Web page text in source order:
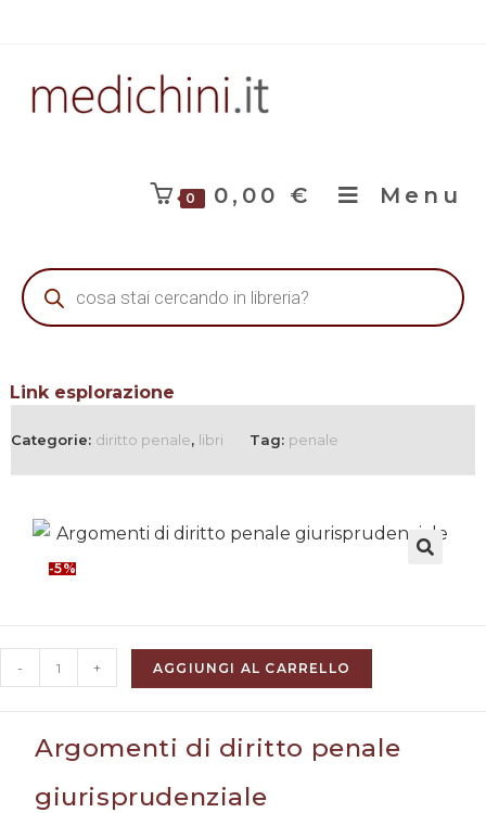
0 0,00 € Menu
Link esplorazione
Categorie: diritto penale, libri Tag: penale
-5%
- + AGGIUNGI AL CARRELLO
Argomenti di diritto penale
giurisprudenziale